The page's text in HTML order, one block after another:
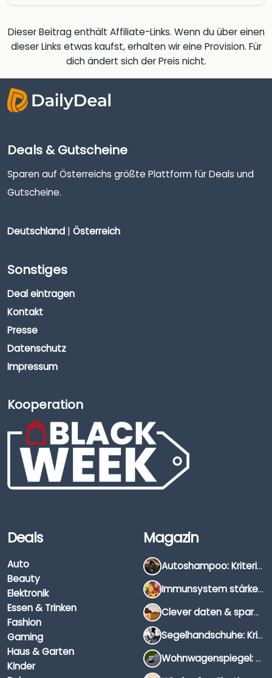
Dieser Beitrag enthält Affiliate-Links. Wenn du über einen
dieser Links etwas kaufst, erhalten wir eine Provision. Für
dich ändert sich der Preis nicht.
Deals & Gutscheine
Sparen auf Österreichs größte Plattform für Deals und
Gutscheine.
Deutschland | Österreich
Sonstiges
Deal eintragen
Kontakt
Presse
Datenschutz
Impressum
Kooperation
Deals
Auto
Beauty
Elektronik
Essen & Trinken
Fashion
Gaming
Haus & Garten
Kinder
Magazin
Autoshampoo: Kriterien, Unterschiede & Anwendung
Immunsystem stärken: Hausmittel, Vitamine & Wissenswertes
Clever daten & sparen: So findest du die besten Deals für Dates und Unternehmungen
Segelhandschuhe: Kriterien, Materialien & Tipps
Wohnwagenspiegel: Auswahl, Preise & Montage